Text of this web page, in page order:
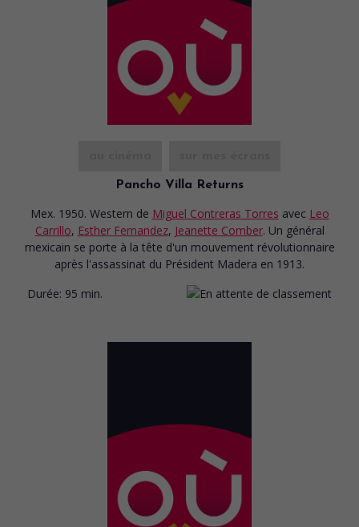
Pancho Villa Returns
Mex. 1950. Western de Miguel Contreras Torres avec Leo
Carrillo, Esther Fernandez, Jeanette Comber. Un général
mexicain se porte à la tête d'un mouvement révolutionnaire
après l'assassinat du Président Madera en 1913.
Durée: 95 min.